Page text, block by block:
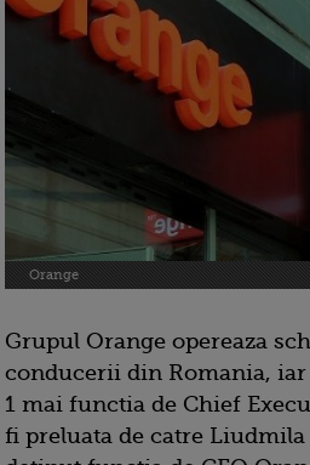
Orange
Grupul Orange opereaza
conducerii din Romania, iar
1 mai functia de Chief
fi preluata de catre Liudmila